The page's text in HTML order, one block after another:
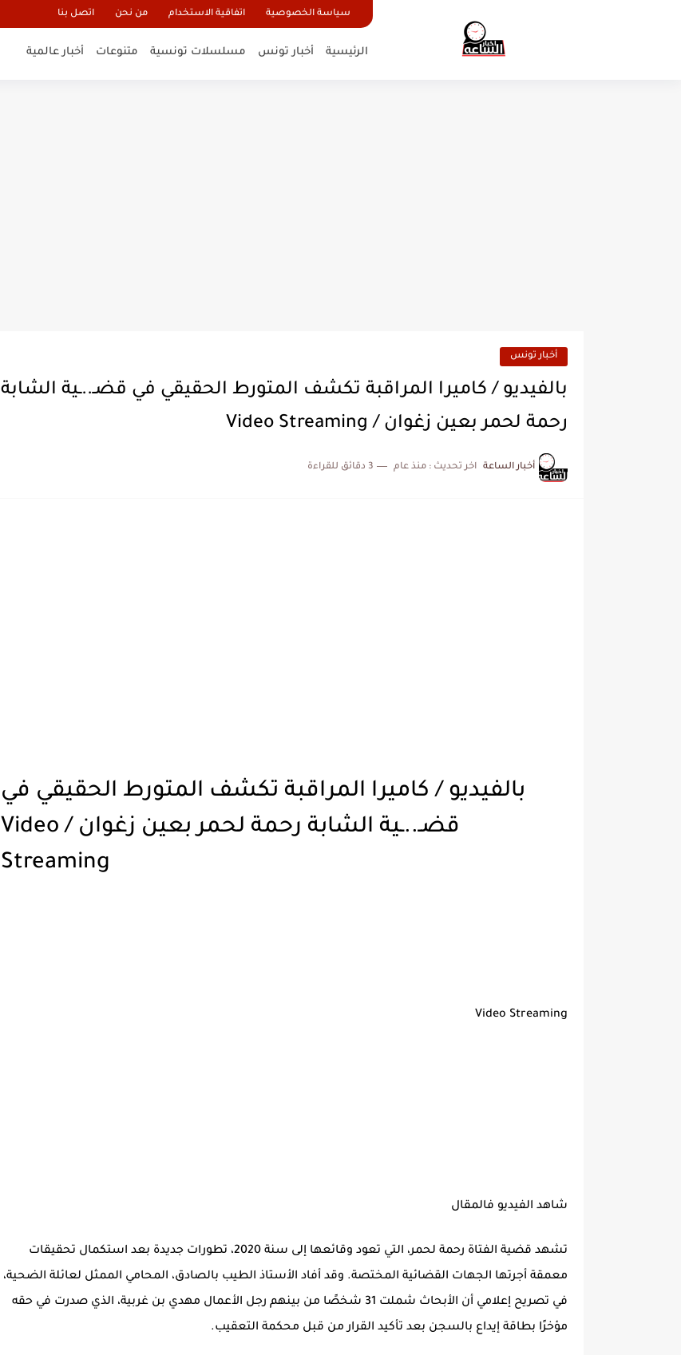
سياسة الخصوصية اتفاقية الاستخدام من نحن اتصل بنا
الرئيسية أخبار تونس مسلسلات تونسية متنوعات أخبار عالمية
أخبار تونس
بالفيديو / كاميرا المراقبة تكشف المتورط الحقيقي في قضـ..ـية الشابة
رحمة لحمر بعين زغوان / Video Streaming
أخبار الساعة اخر تحديث : منذ عام 3 دقائق للقراءة
بالفيديو / كاميرا المراقبة تكشف المتورط الحقيقي في
قضـ..ـية الشابة رحمة لحمر بعين زغوان / Video
Streaming
Video Streaming
شاهد الفيديو فالمقال
تشهد قضية الفتاة رحمة لحمر، التي تعود وقائعها إلى سنة 2020، تطورات جديدة بعد استكمال تحقيقات
معمقة أجرتها الجهات القضائية المختصة. وقد أفاد الأستاذ الطيب بالصادق، المحامي الممثل لعائلة الضحية،
في تصريح إعلامي أن الأبحاث شملت 31 شخصًا من بينهم رجل الأعمال مهدي بن غربية، الذي صدرت في حقه
مؤخرًا بطاقة إيداع بالسجن بعد تأكيد القرار من قبل محكمة التعقيب.